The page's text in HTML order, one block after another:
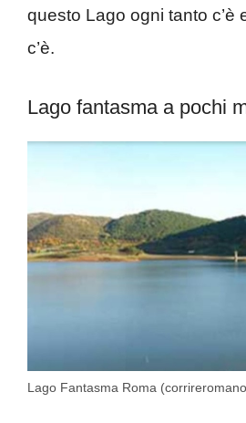
questo Lago ogni tanto c’è
c’è.
Lago fantasma a pochi
Lago Fantasma Roma